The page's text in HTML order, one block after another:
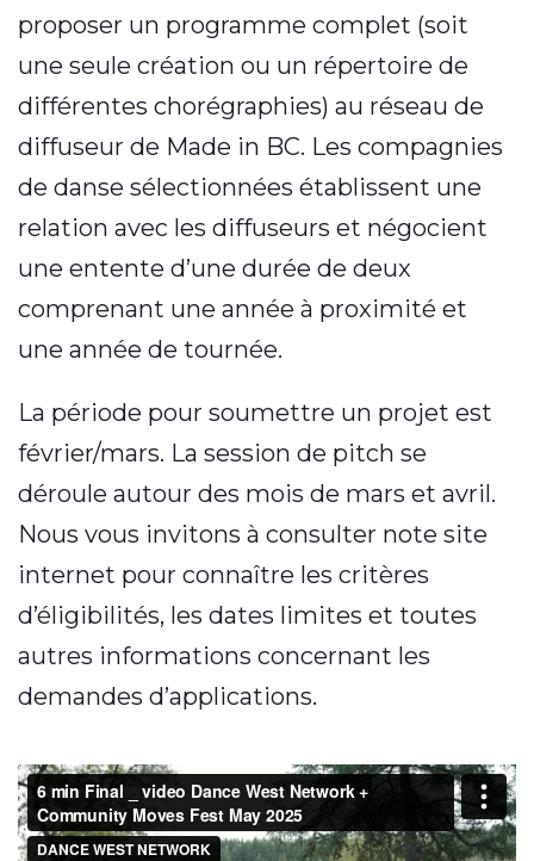
proposer un programme complet (soit
une seule création ou un répertoire de
différentes chorégraphies) au réseau de
diffuseur de Made in BC. Les compagnies
de danse sélectionnées établissent une
relation avec les diffuseurs et négocient
une entente d’une durée de deux
comprenant une année à proximité et
une année de tournée.
La période pour soumettre un projet est
février/mars. La session de pitch se
déroule autour des mois de mars et avril.
Nous vous invitons à consulter note site
internet pour connaître les critères
d’éligibilités, les dates limites et toutes
autres informations concernant les
demandes d’applications.